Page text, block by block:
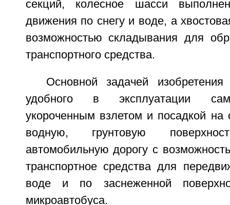
секций, колесное шасси
движения по снегу и воде, а
возможностью складывания для
транспортного средства.
Основной задачей
удобного в эксплуатации
укороченным взлетом и посадкой на
водную, грунтовую
автомобильную дорогу с
транспортное средства для
воде и по заснеженной
микроавтобуса.